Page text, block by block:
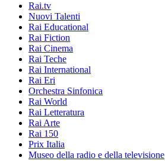
Rai.tv
Nuovi Talenti
Rai Educational
Rai Fiction
Rai Cinema
Rai Teche
Rai International
Rai Eri
Orchestra Sinfonica
Rai World
Rai Letteratura
Rai Arte
Rai 150
Prix Italia
Museo della radio e della televisione